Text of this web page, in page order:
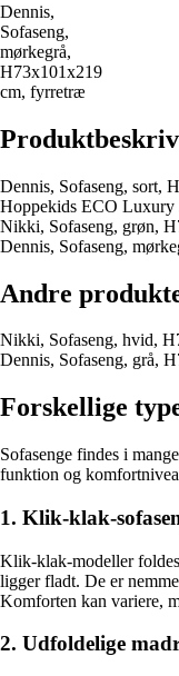
Dennis,
Sofaseng,
mørkegrå,
H73x101x219
cm, fyrretræ
Dennis, Sofaseng, sort,
Hoppekids ECO Luxury
Nikki, Sofaseng, grøn,
Dennis, Sofaseng,
Andre
Nikki, Sofaseng, hvid,
Dennis, Sofaseng, grå,
Forskellige
Sofasenge findes i
funktion og
1. Klik-klak-
Klik-klak-modeller
ligger fladt. De er
Komforten kan variere,
2. Udfoldelige